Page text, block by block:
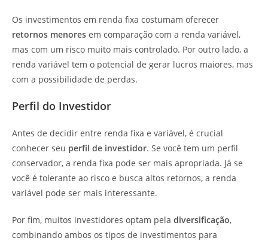
Os investimentos em renda fixa costumam oferecer
retornos menores em comparação com a renda variável,
mas com um risco muito mais controlado. Por outro lado, a
renda variável tem o potencial de gerar lucros maiores, mas
com a possibilidade de perdas.
Perfil do Investidor
Antes de decidir entre renda fixa e variável, é crucial
conhecer seu perfil de investidor. Se você tem um perfil
conservador, a renda fixa pode ser mais apropriada. Já se
você é tolerante ao risco e busca altos retornos, a renda
variável pode ser mais interessante.
Por fim, muitos investidores optam pela diversificação,
combinando ambos os tipos de investimentos para